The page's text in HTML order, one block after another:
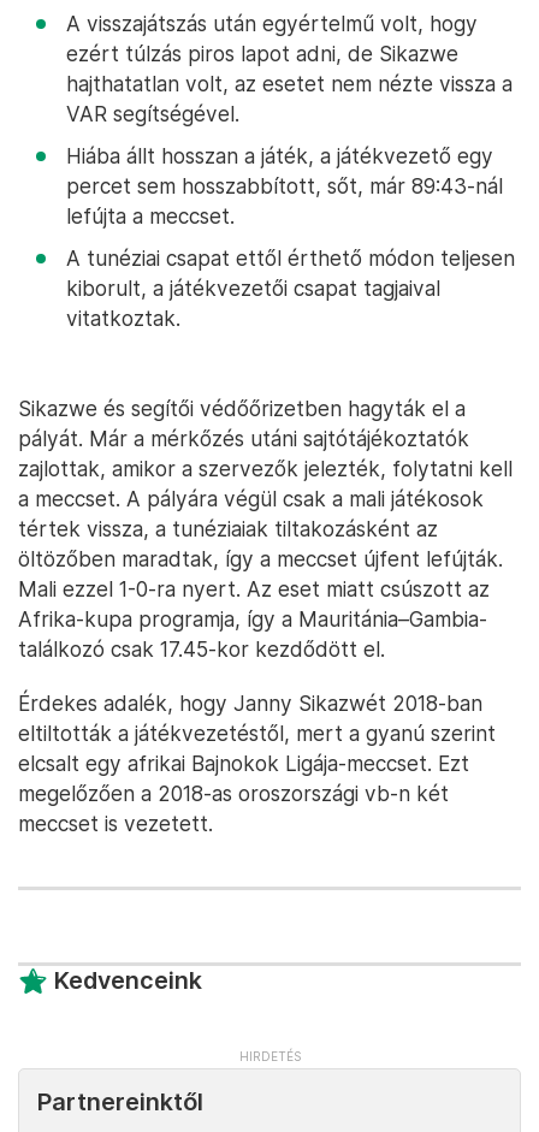
A visszajátszás után egyértelmű volt, hogy
ezért túlzás piros lapot adni, de Sikazwe
hajthatatlan volt, az esetet nem nézte vissza a
VAR segítségével.
Hiába állt hosszan a játék, a játékvezető egy
percet sem hosszabbított, sőt, már 89:43-nál
lefújta a meccset.
A tunéziai csapat ettől érthető módon teljesen
kiborult, a játékvezetői csapat tagjaival
vitatkoztak.
Sikazwe és segítői védőőrizetben hagyták el a
pályát. Már a mérkőzés utáni sajtótájékoztatók
zajlottak, amikor a szervezők jelezték, folytatni kell
a meccset. A pályára végül csak a mali játékosok
tértek vissza, a tunéziaiak tiltakozásként az
öltözőben maradtak, így a meccset újfent lefújták.
Mali ezzel 1-0-ra nyert. Az eset miatt csúszott az
Afrika-kupa programja, így a Mauritánia–Gambia-
találkozó csak 17.45-kor kezdődött el.
Érdekes adalék, hogy Janny Sikazwét 2018-ban
eltiltották a játékvezetéstől, mert a gyanú szerint
elcsalt egy afrikai Bajnokok Ligája-meccset. Ezt
megelőzően a 2018-as oroszországi vb-n két
meccset is vezetett.
Kedvenceink
Partnereinktől